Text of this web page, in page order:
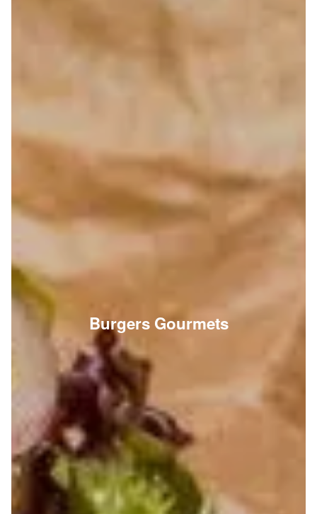
Burgers Gourmets